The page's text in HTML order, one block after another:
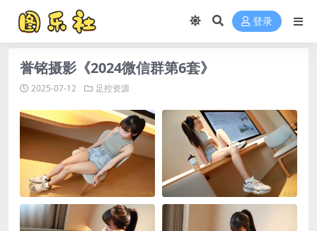
登录
誉铭摄影《2024微信群第6套》
2025-07-12 足控资源